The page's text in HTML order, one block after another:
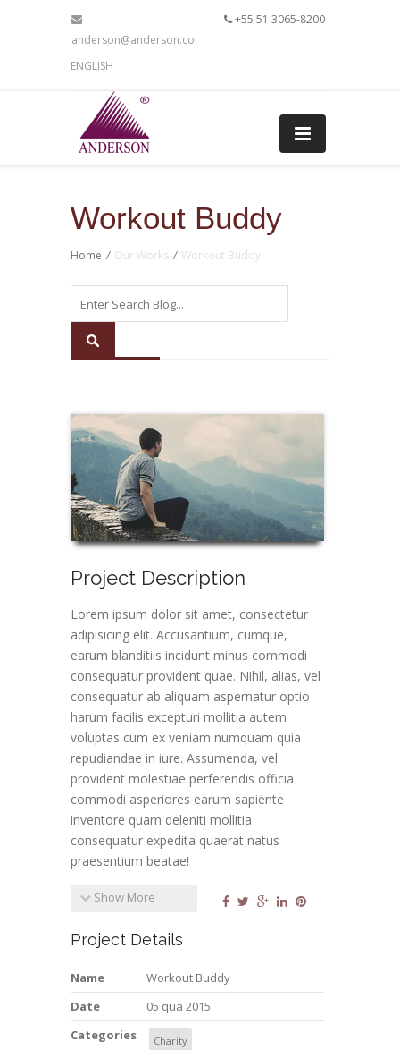
anderson@anderson.com.br
+55 51 3065-8200
ENGLISH
Workout Buddy
Home / Our Works / Workout Buddy
Project Description
Lorem ipsum dolor sit amet, consectetur
adipisicing elit. Accusantium, cumque,
earum blanditiis incidunt minus commodi
consequatur provident quae. Nihil, alias, vel
consequatur ab aliquam aspernatur optio
harum facilis excepturi mollitia autem
voluptas cum ex veniam numquam quia
repudiandae in iure. Assumenda, vel
provident molestiae perferendis officia
commodi asperiores earum sapiente
inventore quam deleniti mollitia
consequatur expedita quaerat natus
praesentium beatae!
Show More
Project Details
Name
Workout Buddy
Date
05 qua 2015
Categories
Charity